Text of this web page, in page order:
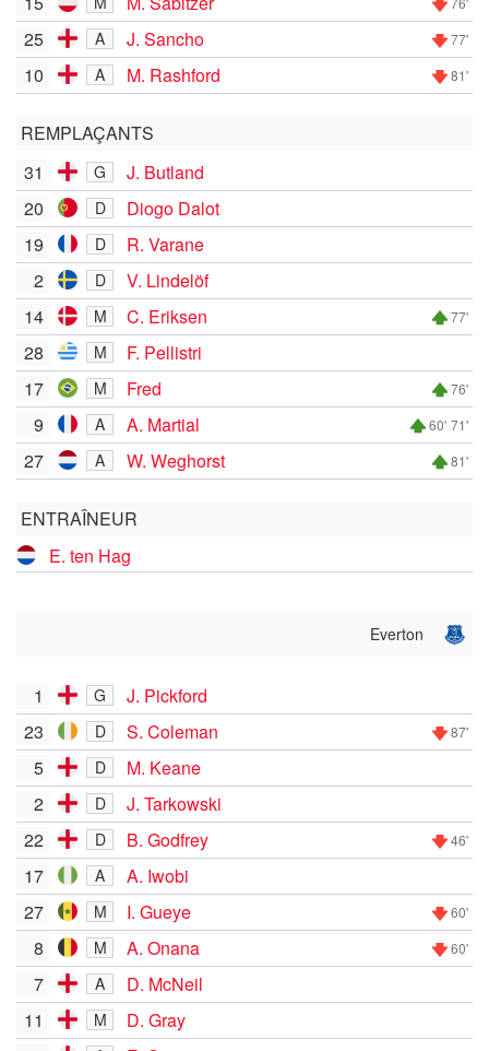
25 A J. Sancho 77'
10 A M. Rashford 81'
REMPLAÇANTS
31
G
J. Butland
20
D
Diogo Dalot
19
D
R. Varane
2
D
V. Lindelöf
14
M C. Eriksen 77'
28 M
F. Pellistri
17
M Fred 76'
9 A A. Martial 60' 71'
27 A W. Weghorst 81'
ENTRAÎNEUR
E. ten Hag
Everton
1 G
J. Pickford
23
D S. Coleman 87'
5 D
M. Keane
2
D
J. Tarkowski
22
D B. Godfrey 46'
17 A
A. Iwobi
27
M I. Gueye 60'
8 M A. Onana 60'
7 A
D. McNeil
11
M
D. Gray